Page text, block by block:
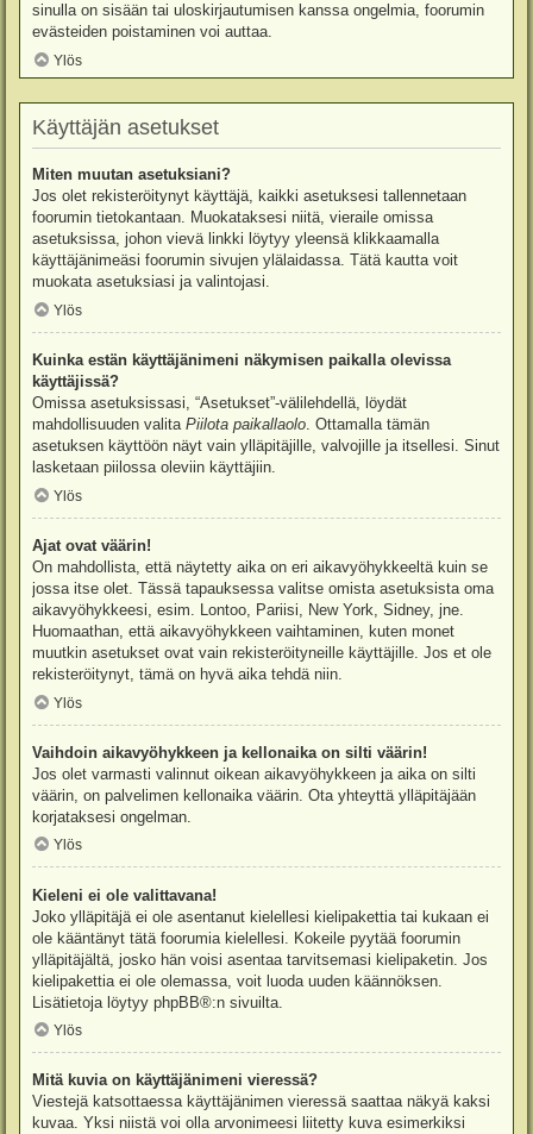
sinulla on sisään tai uloskirjautumisen kanssa ongelmia, foorumin
evästeiden poistaminen voi auttaa.
Ylös
Käyttäjän asetukset
Miten muutan asetuksiani?
Jos olet rekisteröitynyt käyttäjä, kaikki asetuksesi tallennetaan
foorumin tietokantaan. Muokataksesi niitä, vieraile omissa
asetuksissa, johon vievä linkki löytyy yleensä klikkaamalla
käyttäjänimeäsi foorumin sivujen ylälaidassa. Tätä kautta voit
muokata asetuksiasi ja valintojasi.
Ylös
Kuinka estän käyttäjänimeni näkymisen paikalla olevissa
käyttäjissä?
Omissa asetuksissasi, “Asetukset”-välilehdellä, löydät
mahdollisuuden valita Piilota paikallaolo. Ottamalla tämän
asetuksen käyttöön näyt vain ylläpitäjille, valvojille ja itsellesi. Sinut
lasketaan piilossa oleviin käyttäjiin.
Ylös
Ajat ovat väärin!
On mahdollista, että näytetty aika on eri aikavyöhykkeeltä kuin se
jossa itse olet. Tässä tapauksessa valitse omista asetuksista oma
aikavyöhykkeesi, esim. Lontoo, Pariisi, New York, Sidney, jne.
Huomaathan, että aikavyöhykkeen vaihtaminen, kuten monet
muutkin asetukset ovat vain rekisteröityneille käyttäjille. Jos et ole
rekisteröitynyt, tämä on hyvä aika tehdä niin.
Ylös
Vaihdoin aikavyöhykkeen ja kellonaika on silti väärin!
Jos olet varmasti valinnut oikean aikavyöhykkeen ja aika on silti
väärin, on palvelimen kellonaika väärin. Ota yhteyttä ylläpitäjään
korjataksesi ongelman.
Ylös
Kieleni ei ole valittavana!
Joko ylläpitäjä ei ole asentanut kielellesi kielipakettia tai kukaan ei
ole kääntänyt tätä foorumia kielellesi. Kokeile pyytää foorumin
ylläpitäjältä, josko hän voisi asentaa tarvitsemasi kielipaketin. Jos
kielipakettia ei ole olemassa, voit luoda uuden käännöksen.
Lisätietoja löytyy phpBB®:n sivuilta.
Ylös
Mitä kuvia on käyttäjänimeni vieressä?
Viestejä katsottaessa käyttäjänimen vieressä saattaa näkyä kaksi
kuvaa. Yksi niistä voi olla arvonimeesi liitetty kuva esimerkiksi